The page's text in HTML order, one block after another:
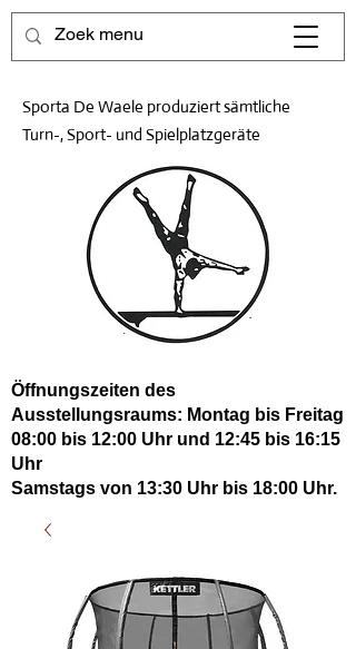
Sporta De Waele produziert sämtliche
Turn-, Sport- und Spielplatzgeräte
Öffnungszeiten des
Ausstellungsraums: Montag bis Freitag
08:00 bis 12:00 Uhr und 12:45 bis 16:15
Uhr
Samstags von 13:30 Uhr bis 18:00 Uhr.